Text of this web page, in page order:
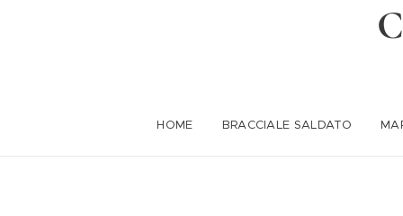
HOME BRACCIALE SALDATO